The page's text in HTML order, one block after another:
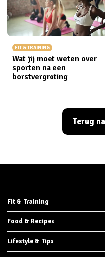
FIT & TRAINING
Wat jij moet weten over
sporten na een
borstvergroting
Terug
Fit & Training
Food & Recipes
Lifestyle & Tips